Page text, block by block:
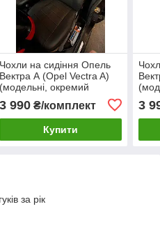
Чохли на сидіння Опель
Вектра А (Opel Vectra A)
(модельні, окремий
жовтий
3 990₴/комплект
Купити
3
за рік